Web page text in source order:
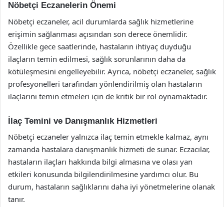
Nöbetçi Eczanelerin Önemi
Nöbetçi eczaneler, acil durumlarda sağlık hizmetlerine
erişimin sağlanması açısından son derece önemlidir.
Özellikle gece saatlerinde, hastaların ihtiyaç duyduğu
ilaçların temin edilmesi, sağlık sorunlarının daha da
kötüleşmesini engelleyebilir. Ayrıca, nöbetçi eczaneler, sağlık
profesyonelleri tarafından yönlendirilmiş olan hastaların
ilaçlarını temin etmeleri için de kritik bir rol oynamaktadır.
İlaç Temini ve Danışmanlık Hizmetleri
Nöbetçi eczaneler yalnızca ilaç temin etmekle kalmaz, aynı
zamanda hastalara danışmanlık hizmeti de sunar. Eczacılar,
hastaların ilaçları hakkında bilgi almasına ve olası yan
etkileri konusunda bilgilendirilmesine yardımcı olur. Bu
durum, hastaların sağlıklarını daha iyi yönetmelerine olanak
tanır.